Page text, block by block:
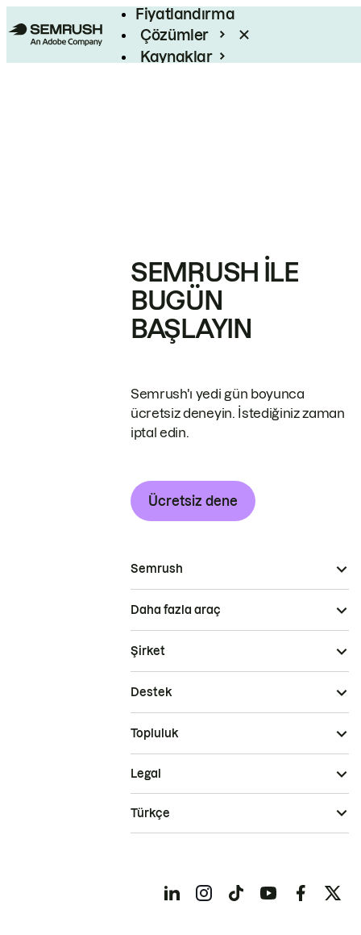
Fiyatlandırma
Çözümler
Kaynaklar
SEMRUSH ILE
BUGÜN
BAŞLAYIN
Semrush'ı yedi gün boyunca
ücretsiz deneyin. İstediğiniz zaman
iptal edin.
Ücretsiz dene
Semrush
Daha fazla araç
Şirket
Destek
Topluluk
Legal
Türkçe